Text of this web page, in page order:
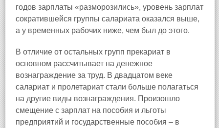
годов зарплаты «разморозились», уровень зарплат
сократившейся группы салариата оказался выше,
а у временных рабочих ниже, чем был до этого.
В отличие от остальных групп прекариат в
основном рассчитывает на денежное
вознаграждение за труд. В двадцатом веке
салариат и пролетариат стали больше полагаться
на другие виды вознаграждения. Произошло
смещение с зарплат на пособия и льготы
предприятий и государственные пособия – в